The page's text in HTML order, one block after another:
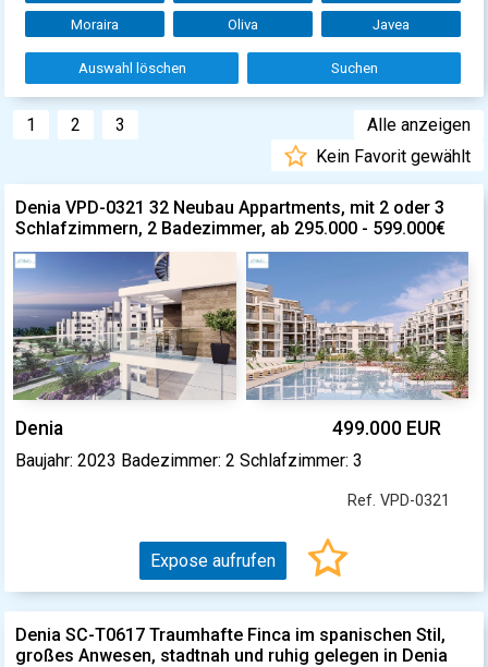
Moraira Oliva Javea
Auswahl löschen Suchen
1 2 3
Alle anzeigen
Kein Favorit gewählt
Denia VPD-0321 32 Neubau Appartments, mit 2 oder 3
Schlafzimmern, 2 Badezimmer, ab 295.000 - 599.000€
Denia 499.000 EUR
Baujahr: 2023 Badezimmer: 2 Schlafzimmer: 3
Ref. VPD-0321
Expose aufrufen
Denia SC-T0617 Traumhafte Finca im spanischen Stil,
großes Anwesen, stadtnah und ruhig gelegen in Denia